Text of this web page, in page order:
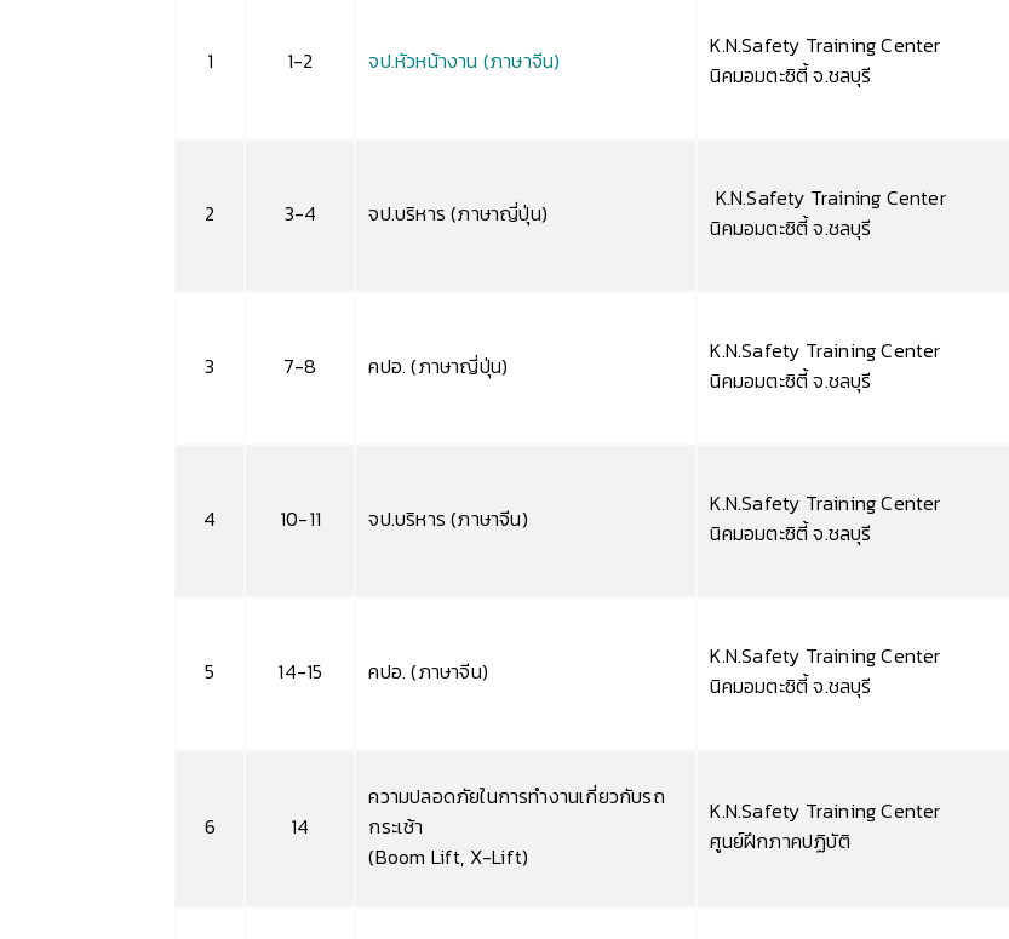
1 1-2 จป.หัวหน้างาน (ภาษาจีน)
K.N.Safety Training Center
นิคมอมตะซิตี้ จ.ชลบุรี
2 3-4 จป.บริหาร (ภาษาญี่ปุ่น)
K.N.Safety Training Center
นิคมอมตะซิตี้ จ.ชลบุรี
3 7-8 คปอ. (ภาษาญี่ปุ่น)
K.N.Safety Training Center
นิคมอมตะซิตี้ จ.ชลบุรี
4 10-11 จป.บริหาร (ภาษาจีน)
K.N.Safety Training Center
นิคมอมตะซิตี้ จ.ชลบุรี
5 14-15 คปอ. (ภาษาจีน)
K.N.Safety Training Center
นิคมอมตะซิตี้ จ.ชลบุรี
6 14
ความปลอดภัยในการทำงานเกี่ยวกับรถ
กระเช้า
(Boom Lift, X-Lift)
K.N.Safety Training Center
ศูนย์ฝึกภาคปฏิบัติ